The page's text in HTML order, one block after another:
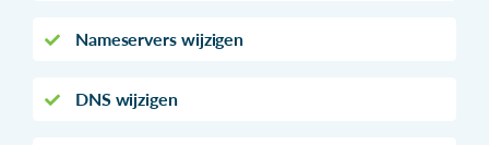
Nameservers wijzigen
DNS wijzigen